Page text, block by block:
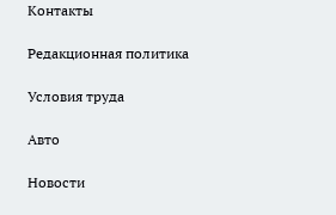
Контакты
Редакционная политика
Условия труда
Авто
Новости